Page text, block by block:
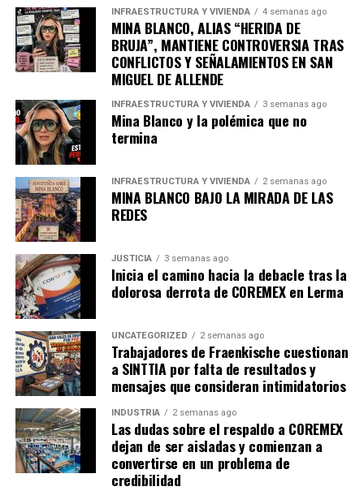
INFRAESTRUCTURA Y VIVIENDA 4 semanas ago
MINA BLANCO, ALIAS “HERIDA DE
BRUJA”, MANTIENE CONTROVERSIA TRAS
CONFLICTOS Y SEÑALAMIENTOS EN SAN
MIGUEL DE ALLENDE
INFRAESTRUCTURA Y VIVIENDA 3 semanas ago
Mina Blanco y la polémica que no
termina
INFRAESTRUCTURA Y VIVIENDA 2 semanas ago
MINA BLANCO BAJO LA MIRADA DE LAS
REDES
JUSTICIA 3 semanas ago
Inicia el camino hacia la debacle tras la
dolorosa derrota de COREMEX en Lerma
UNCATEGORIZED 2 semanas ago
Trabajadores de Fraenkische cuestionan
a SINTTIA por falta de resultados y
mensajes que consideran intimidatorios
INDUSTRIA 2 semanas ago
Las dudas sobre el respaldo a COREMEX
dejan de ser aisladas y comienzan a
convertirse en un problema de
credibilidad